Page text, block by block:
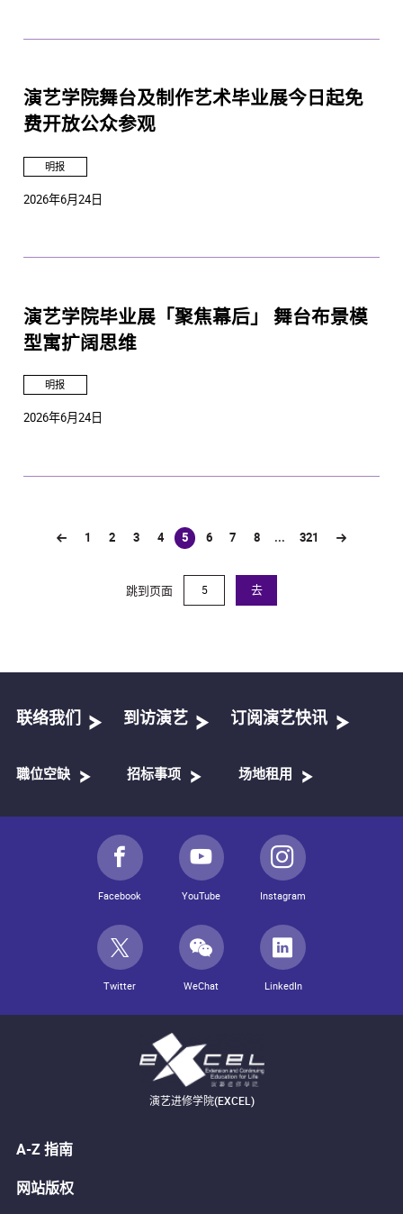
演艺学院舞台及制作艺术毕业展今日起免
费开放公众参观
明报
2026年6月24日
演艺学院毕业展「聚焦幕后」 舞台布景模
型寓扩阔思维
明报
2026年6月24日
1 2 3 4 5
(current)
6 7 8 ... 321
跳到页面 去
联络我们 到访演艺 订阅演艺快讯
職位空缺 招标事项 场地租用
Facebook YouTube Instagram
Twitter WeChat LinkedIn
演艺进修学院(EXCEL)
A-Z 指南
网站版权